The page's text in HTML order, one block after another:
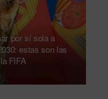
por sí sola a
estas son las
FIFA